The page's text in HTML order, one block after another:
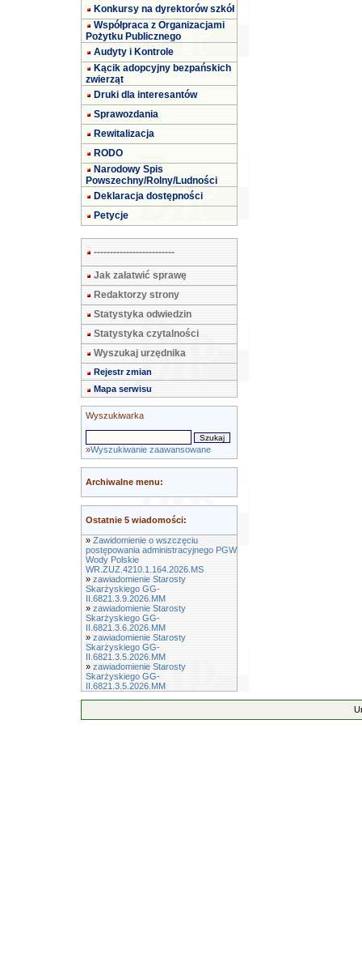
Konkursy na dyrektorów szkół
Współpraca z Organizacjami
Pożytku Publicznego
Audyty i Kontrole
Kącik adopcyjny bezpańskich
zwierząt
Druki dla interesantów
Sprawozdania
Rewitalizacja
RODO
Narodowy Spis
Powszechny/Rolny/Ludności
Deklaracja dostępności
Petycje
-------------------------
Jak załatwić sprawę
Redaktorzy strony
Statystyka odwiedzin
Statystyka czytalności
Wyszukaj urzędnika
Rejestr zmian
Mapa serwisu
Wyszukiwarka
»Wyszukiwanie zaawansowane
Archiwalne menu:
Ostatnie 5 wiadomości:
» Zawidomienie o wszczęciu
postępowania administracyjnego PGW
Wody Polskie
WR.ZUZ.4210.1.164.2026.MS
» zawiadomienie Starosty
Skarżyskiego GG-
II.6821.3.9.2026.MM
» zawiadomienie Starosty
Skarżyskiego GG-
II.6821.3.6.2026.MM
» zawiadomienie Starosty
Skarżyskiego GG-
II.6821.3.5.2026.MM
» zawiadomienie Starosty
Skarżyskiego GG-
II.6821.3.5.2026.MM